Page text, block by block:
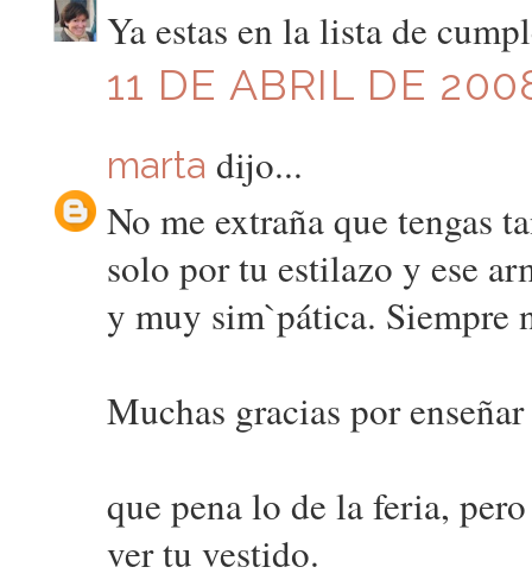
Ya estas en la lista de
11 DE ABRIL DE
marta dijo...
No me extraña que tengas
solo por tu estilazo y ese
y muy sim`pática. Siempre
Muchas gracias por
que pena lo de la feria,
ver tu vestido.